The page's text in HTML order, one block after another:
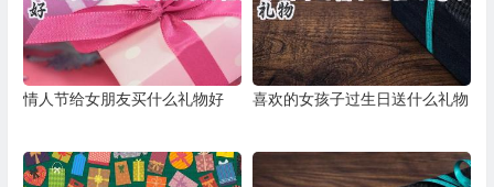
情人节给女朋友买什么礼物好 喜欢的女孩子过生日送什么礼物